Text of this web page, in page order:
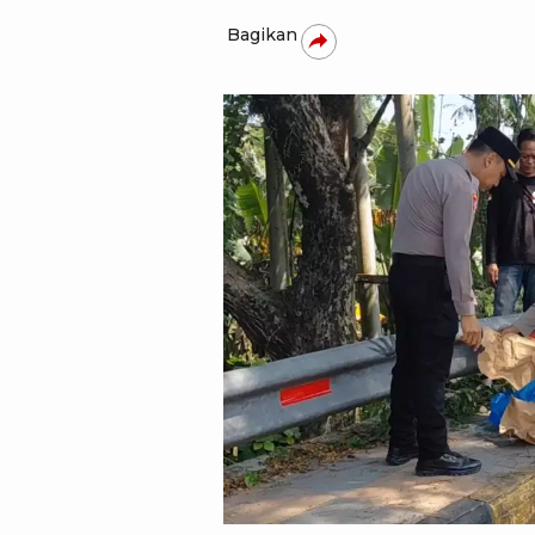
Bagikan
tvOne - Erfan